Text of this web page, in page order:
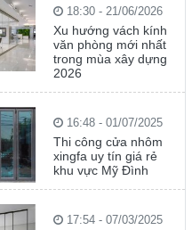
18:30 - 21/06/2026
Xu hướng vách kính
văn phòng mới nhất
trong mùa xây dựng
2026
16:48 - 01/07/2025
Thi công cửa nhôm
xingfa uy tín giá rẻ
khu vực Mỹ Đình
17:54 - 07/03/2025